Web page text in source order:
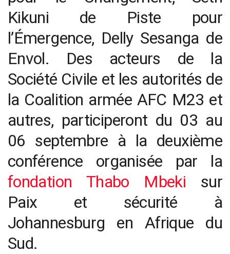
Kikuni de Piste pour
l’Émergence, Delly Sesanga de
Envol. Des acteurs de la
Société Civile et les autorités de
la Coalition armée AFC M23 et
autres, participeront du 03 au
06 septembre à la deuxième
conférence organisée par la
fondation Thabo Mbeki sur
Paix et sécurité à
Johannesburg en Afrique du
Sud.